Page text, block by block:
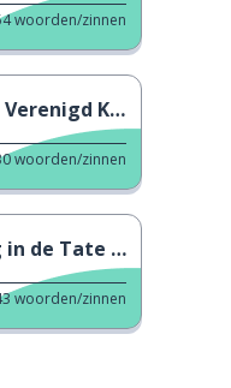
woorden/zinnen
Koninkrijk
woorden/zinnen
Tate Britain
woorden/zinnen